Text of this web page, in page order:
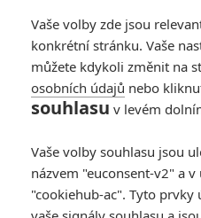
PŘIDAT NOVÝ KOMENTÁŘ
Pro psaní komentářů, se přihlašte.
Vaše volby zde jsou
konkrétní stránku. Vaše
můžete kdykoli změnit na
osobních údajů nebo
souhlasu v levém
Vaše volby souhlasu jsou
názvem "euconsent-v2" a
"cookiehub-ac". Tyto prvky